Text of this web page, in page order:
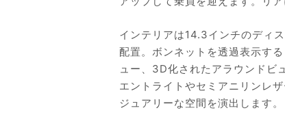
インテリアは14.3インチのディ
配置。ボンネットを透過表示す
ュー、3D化されたアラウンドビ
エントライトやセミアニリンレ
ジュアリーな空間を演出します。